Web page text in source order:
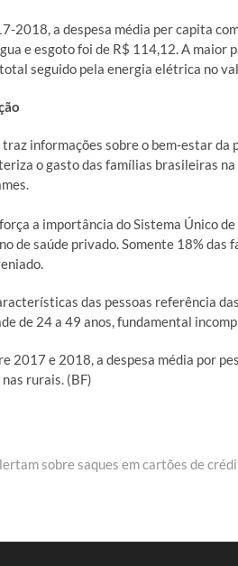
2018, a despesa média per capita
e esgoto foi de R$ 114,12. A
seguido pela energia elétrica no
informações sobre o bem-estar da
o gasto das famílias brasileiras
a importância do Sistema Único
de saúde privado. Somente 18%
das pessoas referência
de 24 a 49 anos, fundamental
2017 e 2018, a despesa média por
rurais. (BF)
sobre saques em cartões de